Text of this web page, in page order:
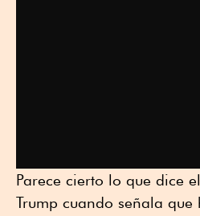
Parece cierto lo que dice
Trump cuando señala que